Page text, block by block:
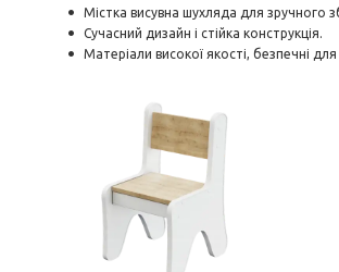
Містка висувна шухляда для зручного
Сучасний дизайн і стійка конструкція.
Матеріали високої якості, безпечні